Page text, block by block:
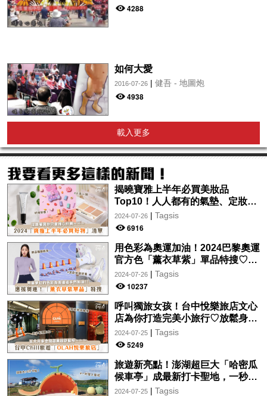
4288
如何大愛
2016-07-26| 健吾 - 地圖炮
4938
載入更多
揭曉寶雅上半年必買美妝品
Top10！人人都有的氣墊、定妝噴
霧、保養品～幫你找到最值得入手
的好物♡
2024-07-26| Tagsis
6916
用色彩為奧運加油！2024巴黎奧運
官方色「薰衣草紫」單品特搜♡讓
你從頭到腳、隨時充滿奧運氛圍～
2024-07-26| Tagsis
10237
呼叫獨旅女孩！台中悅樂旅店文心
店為你打造完美小旅行♡放鬆身心
的絕美住宿！交通便利、設計時
尚，拍美照so easy～
2024-07-25| Tagsis
5249
旅遊新亮點！澎湖超巨大「哈密瓜
候車亭」成最新打卡聖地，一秒走
入童話故事中♡
2024-07-25| Tagsis